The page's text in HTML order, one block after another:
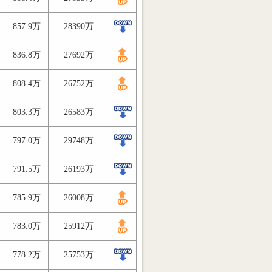
857.9万 28390万
836.8万 27692万
808.4万 26752万
803.3万 26583万
797.0万 29748万
791.5万 26193万
785.9万 26008万
783.0万 25912万
778.2万 25753万